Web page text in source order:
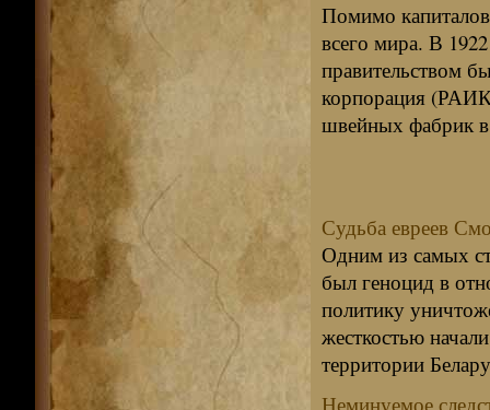
Помимо
всего мира. В
правительством
корпорация
швейных фабрик
Судьба евреев
Одним из самых
был геноцид в
политику
жесткостью
территории
Неминуемое